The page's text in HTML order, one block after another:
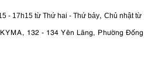
- 17h15 từ Thứ hai - Thứ bảy, Chủ nhật từ
132 - 134 Yên Lãng, Phường Đống